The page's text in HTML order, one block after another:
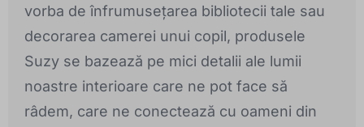
vorba de înfrumusețarea bibliotecii tale sau
decorarea camerei unui copil, produsele
Suzy se bazează pe mici detalii ale lumii
noastre interioare care ne pot face să
râdem, care ne conectează cu oameni din